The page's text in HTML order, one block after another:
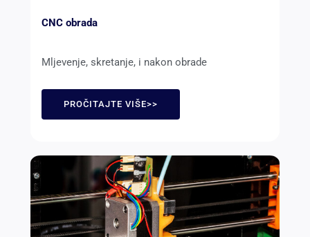
CNC obrada
Mljevenje, skretanje, i nakon obrade
PROČITAJTE VIŠE>>